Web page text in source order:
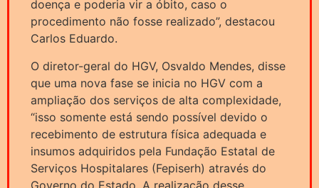
doença e poderia vir a óbito, caso o
procedimento não fosse realizado”, destacou
Carlos Eduardo.
O diretor-geral do HGV, Osvaldo Mendes, disse
que uma nova fase se inicia no HGV com a
ampliação dos serviços de alta complexidade,
“isso somente está sendo possível devido o
recebimento de estrutura física adequada e
insumos adquiridos pela Fundação Estatal de
Serviços Hospitalares (Fepiserh) através do
Governo do Estado. A realização desse